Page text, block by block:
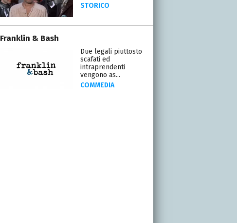
STORICO
Franklin & Bash
Due legali piuttosto
scafati ed
intraprendenti
vengono as...
COMMEDIA